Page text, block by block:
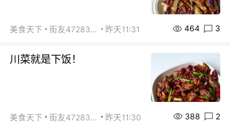
美食天下 街友472838572 昨天11:31 464 3
川菜就是下饭！
美食天下 街友472838572 昨天11:30 388 2